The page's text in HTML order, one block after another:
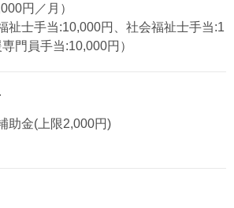
円／月）
祉士手当:10,000円、社会福祉士手当:1
門員手当:10,000円）
助金(上限2,000円)